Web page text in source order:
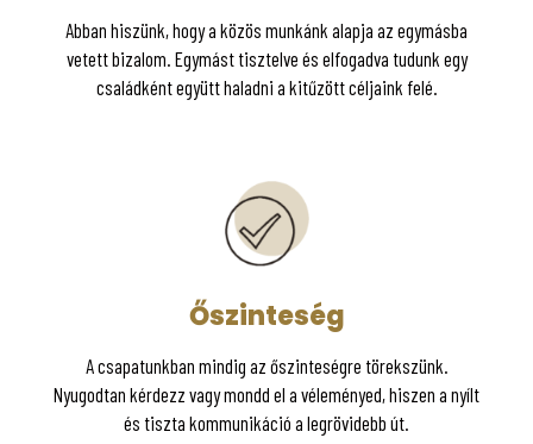
Abban hiszünk, hogy a közös munkánk alapja az egymásba
vetett bizalom. Egymást tisztelve és elfogadva tudunk egy
családként együtt haladni a kitűzött céljaink felé.
Őszinteség
A csapatunkban mindig az őszinteségre törekszünk.
Nyugodtan kérdezz vagy mondd el a véleményed, hiszen a nyílt
és tiszta kommunikáció a legrövidebb út.